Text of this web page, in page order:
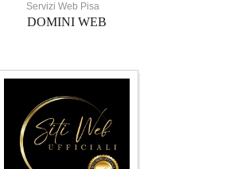
Servizi Web Pisa
DOMINI WEB